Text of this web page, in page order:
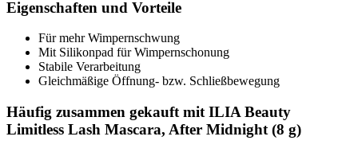
Eigenschaften und Vorteile
Für mehr Wimpernschwung
Mit Silikonpad für Wimpernschonung
Stabile Verarbeitung
Gleichmäßige Öffnung- bzw. Schließbewegung
Häufig zusammen gekauft mit ILIA Beauty
Limitless Lash Mascara, After Midnight (8 g)